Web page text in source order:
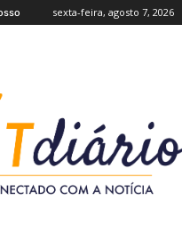
sexta-feira, agosto 7, 2026